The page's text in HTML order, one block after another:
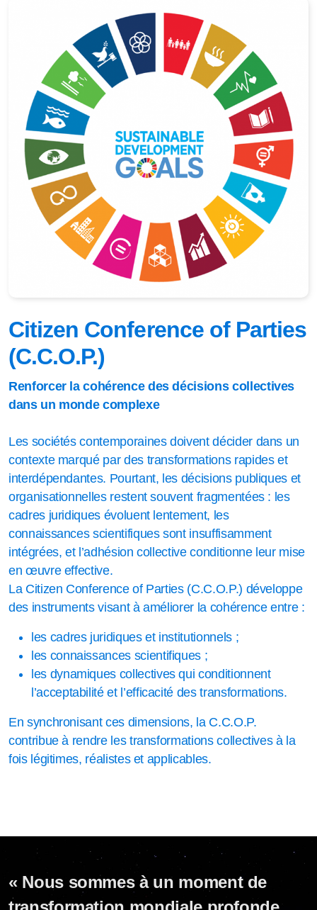
Citizen Conference of Parties
(C.C.O.P.)
Renforcer la cohérence des décisions collectives
dans un monde complexe
Les sociétés contemporaines doivent décider dans un
contexte marqué par des transformations rapides et
interdépendantes. Pourtant, les décisions publiques et
organisationnelles restent souvent fragmentées : les
cadres juridiques évoluent lentement, les
connaissances scientifiques sont insuffisamment
intégrées, et l’adhésion collective conditionne leur mise
en œuvre effective.
La Citizen Conference of Parties (C.C.O.P.) développe
des instruments visant à améliorer la cohérence entre :
les cadres juridiques et institutionnels ;
les connaissances scientifiques ;
les dynamiques collectives qui conditionnent
l’acceptabilité et l’efficacité des transformations.
En synchronisant ces dimensions, la C.C.O.P.
contribue à rendre les transformations collectives à la
fois légitimes, réalistes et applicables.
« Nous sommes à un moment de